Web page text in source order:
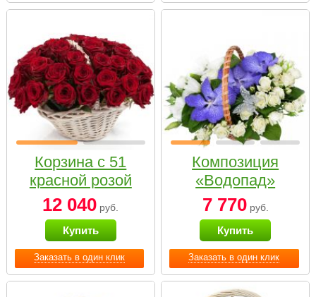
Заказать в один клик
Корзина с 51
красной розой
12 040 руб.
Купить
Заказать в один клик
Композиция
«Водопад»
7 770руб.
Купить